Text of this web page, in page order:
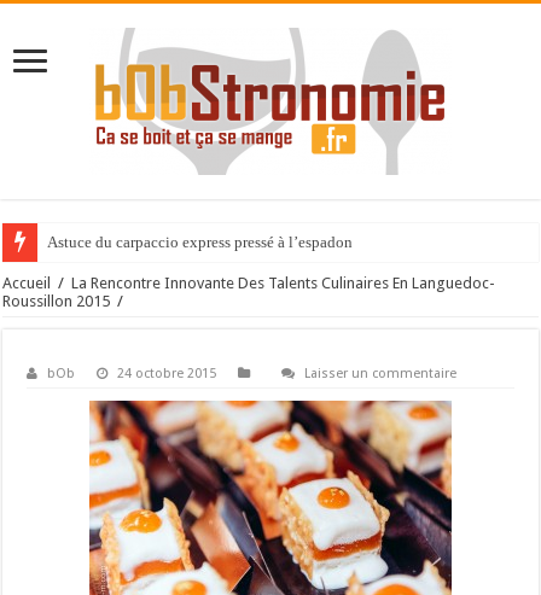
Astuce du carpaccio express pressé à l’espadon
Accueil / La Rencontre Innovante Des Talents Culinaires En Languedoc-
Roussillon 2015 /
bOb 24 octobre 2015 Laisser un commentaire